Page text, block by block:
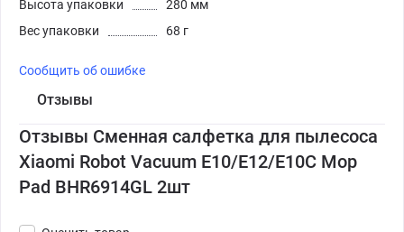
Высота упаковки
280 мм
Вес упаковки
68 г
Сообщить об ошибке
Отзывы
Отзывы Сменная салфетка для пылесоса
Xiaomi Robot Vacuum E10/E12/E10C Mop
Pad BHR6914GL 2шт